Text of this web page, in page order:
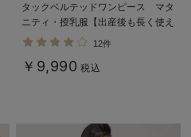
タックベルテッドワンピース マタ
ニティ・授乳服【出産後も長く使え
る】
12件
￥9,990 税込